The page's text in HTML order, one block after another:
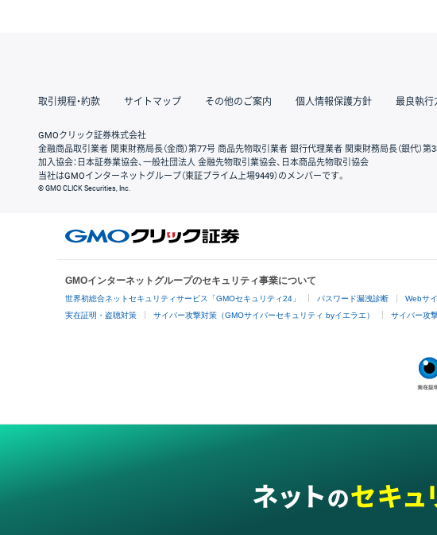
取引規程・約款 サイトマップ その他のご案内 個人情報保護方針 最良執行
GMOクリック証券株式会社
金融商品取引業者 関東財務局長（金商）第77号 商品先物取引業者 銀行代理業者 関東財務局長（銀代）
加入協会：日本証券業協会、一般社団法人 金融先物取引業協会、日本商品先物取引協会
当社はGMOインターネットグループ（東証プライム上場9449）のメンバーです。
© GMO CLICK Securities, Inc.
GMOインターネットグループのセキュリティ事業について
世界初総合ネットセキュリティサービス「GMOセキュリティ24」 パスワード漏洩診断 Webサ
実在証明・盗聴対策 サイバー攻撃対策（GMOサイバーセキュリティ byイエラエ） サイバー攻